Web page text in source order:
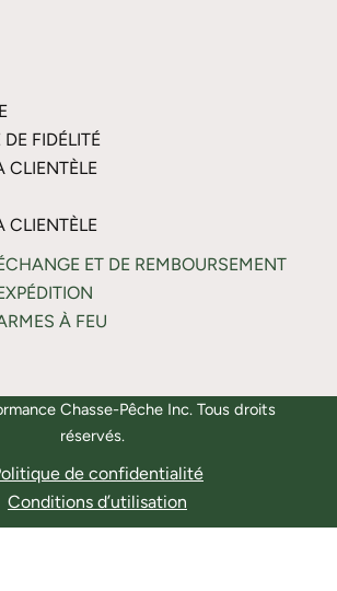
FIDÉLITÉ
CLIENTÈLE
CLIENTÈLE
ET DE REMBOURSEMENT
À FEU
Chasse-Pêche Inc. Tous droits
réservés.
de confidentialité
Conditions d’utilisation